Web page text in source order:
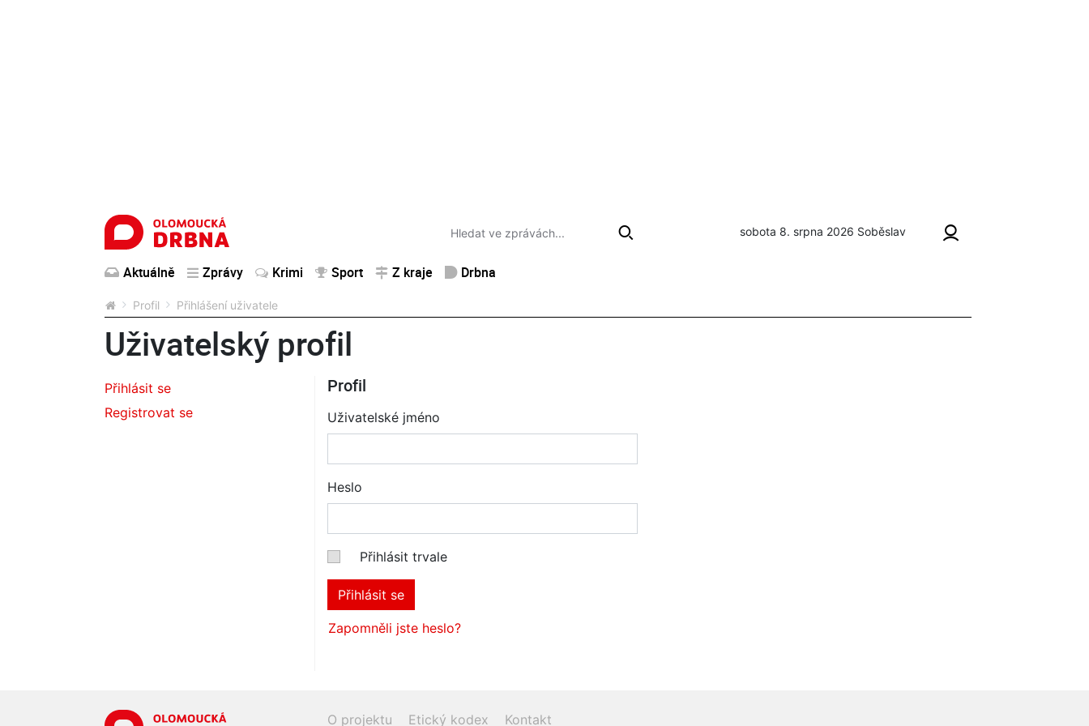
sobota 8. srpna 2026 Soběslav
Aktuálně Zprávy Krimi Sport Z kraje Drbna
Profil Přihlášení uživatele
Uživatelský profil
Přihlásit se
Registrovat se
Profil
Uživatelské jméno
Heslo
Přihlásit trvale
Přihlásit se
Zapomněli jste heslo?
O projektu Etický kodex Kontakt